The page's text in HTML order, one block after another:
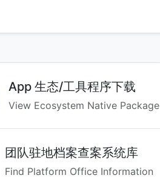
App 生态/工具程序下载
View Ecosystem Native Package
团队驻地档案查案系统库
Find Platform Office Information